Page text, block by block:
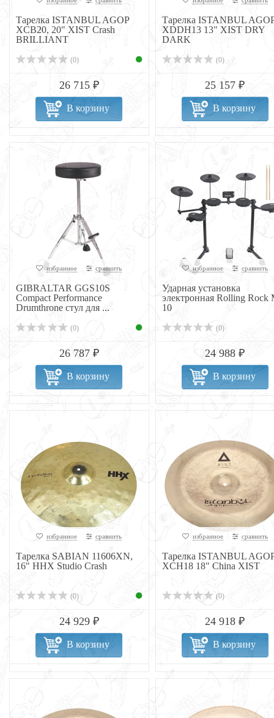
Тарелка ISTANBUL AGOP
XCB20, 20" XIST Crash
BRILLIANT
(0)
26 715 ₽
В корзину
Тарелка ISTANBUL
XDDH13 13" XIST DRY
DARK
(0)
25 157 ₽
В корзину
избранное сравнить
GIBRALTAR GGS10S
Compact Performance
Drumthrone стул для ...
(0)
26 787 ₽
В корзину
избранное сравнить
Ударная установка
электронная Rolling Rock
10
(0)
24 988 ₽
В корзину
избранное сравнить
Тарелка SABIAN 11606XN,
16" HHX Studio Crash
(0)
24 929 ₽
В корзину
избранное сравнить
Тарелка ISTANBUL
XCH18 18" China XIST
(0)
24 918 ₽
В корзину